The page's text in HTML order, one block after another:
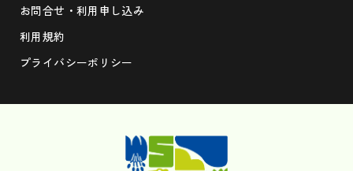
お問合せ・利用申し込み
利用規約
プライバシーポリシー